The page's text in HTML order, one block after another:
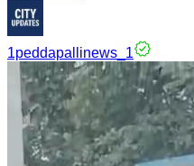
1peddapallinews_1